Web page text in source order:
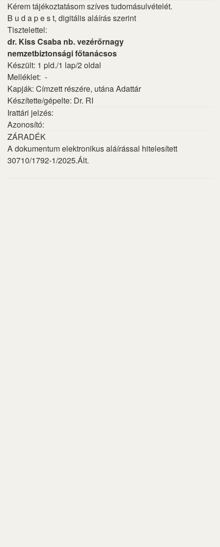
Kérem tájékoztatásom szíves tudomásulvételét.
B u d a p e s t, digitális aláírás szerint
Tisztelettel:
dr. Kiss Csaba nb. vezérőrnagy
nemzetbiztonsági főtanácsos
Készült: 1 pld./1 lap/2 oldal
Melléklet: -
Kapják: Címzett részére, utána Adattár
Készítette/gépelte: Dr. RI
Irattári jelzés:
Azonosító:
ZÁRADÉK
A dokumentum elektronikus aláírással hitelesített
30710/1792-1/2025.Ált.